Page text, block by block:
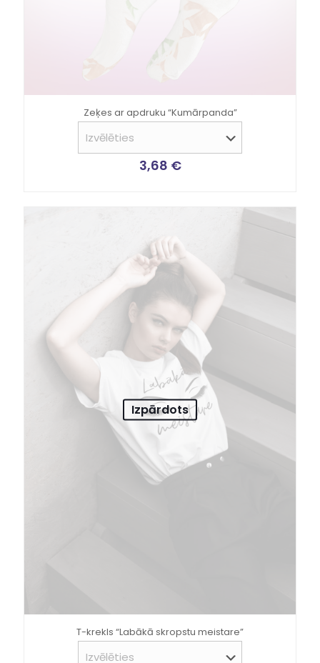
Zeķes ar apdruku “Kumārpanda”
3,68 €
Izpārdots
T-krekls “Labākā skropstu meistare”